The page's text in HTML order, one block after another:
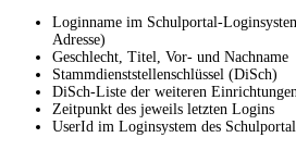
Loginname im Schulportal-
Adresse)
Geschlecht, Titel, Vor- und Nachname
Stammdienststellenschlüssel (DiSch)
DiSch-Liste der weiteren
Zeitpunkt des jeweils letzten Logins
UserId im Loginsystem des